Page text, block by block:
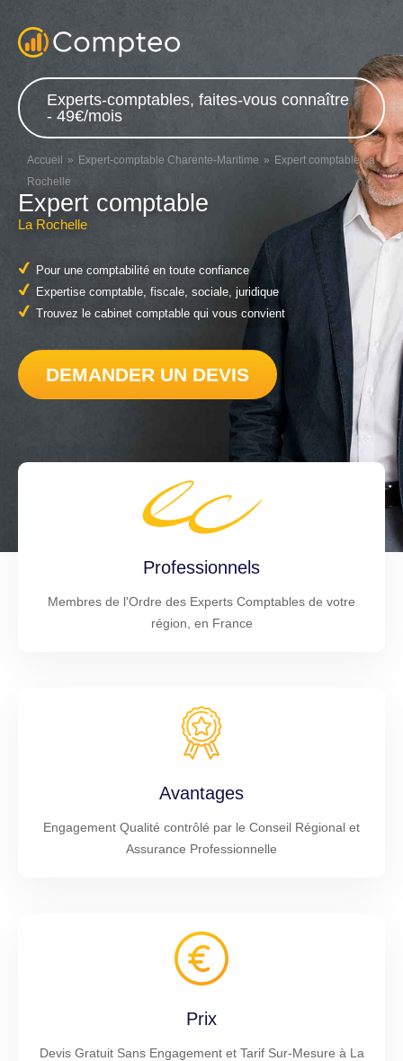
Experts-comptables, faites-vous connaître
- 49€/mois
Accueil Expert-comptable Charente-Maritime
Expert comptable La
Rochelle
Expert comptable
La Rochelle
Pour une comptabilité en toute confiance
Expertise comptable, fiscale, sociale, juridique
Trouvez le cabinet comptable qui vous convient
DEMANDER UN DEVIS
Professionnels
Membres de l'Ordre des Experts Comptables de votre
région, en France
Avantages
Engagement Qualité contrôlé par le Conseil Régional et
Assurance Professionnelle
Prix
Devis Gratuit Sans Engagement et Tarif Sur-Mesure à La